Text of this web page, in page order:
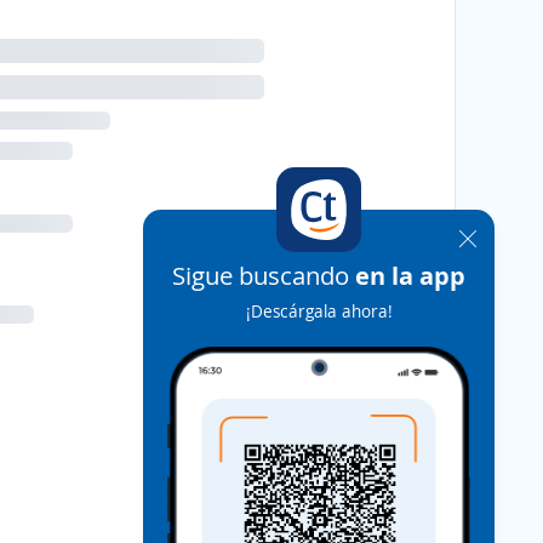
Sigue buscando en la app
¡Descárgala ahora!